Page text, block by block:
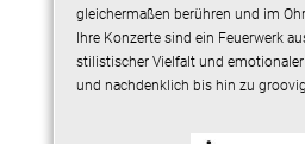
gleichermaßen berühren und im
Ihre Konzerte sind ein Feuerwerk
stilistischer Vielfalt und
und nachdenklich bis hin zu